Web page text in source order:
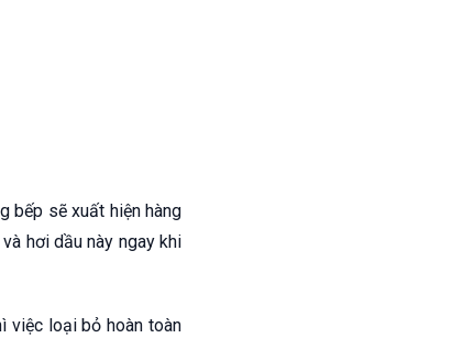
bếp sẽ xuất hiện hàng
hơi dầu này ngay khi
việc loại bỏ hoàn toàn